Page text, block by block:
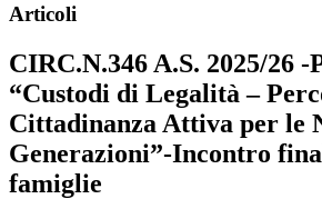
Articoli
CIRC.N.346 A.S. 2025/26 -
“Custodi di Legalità –
Cittadinanza Attiva per le
Generazioni”-Incontro
famiglie